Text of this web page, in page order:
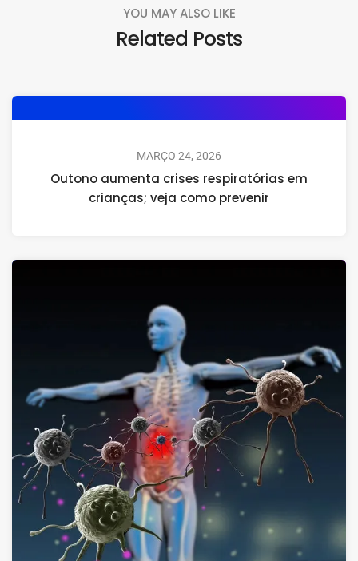
YOU MAY ALSO LIKE
Related Posts
MARÇO 24, 2026
Outono aumenta crises respiratórias em
crianças; veja como prevenir